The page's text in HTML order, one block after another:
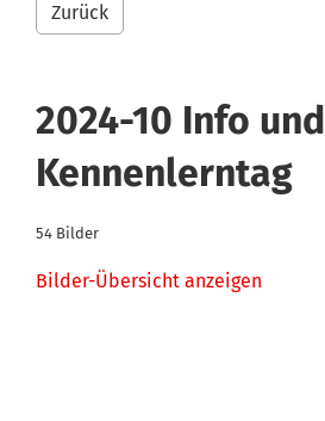
Zurück
2024-10 Info und
Kennenlerntag
54 Bilder
Bilder-Übersicht anzeigen